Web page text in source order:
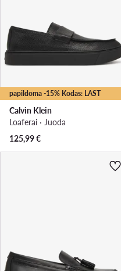
papildoma -15% Kodas: LAST
Calvin Klein
Loaferai · Juoda
125,99€